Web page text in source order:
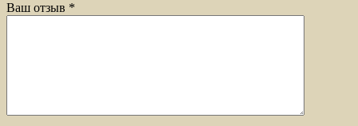
Ваш отзыв *